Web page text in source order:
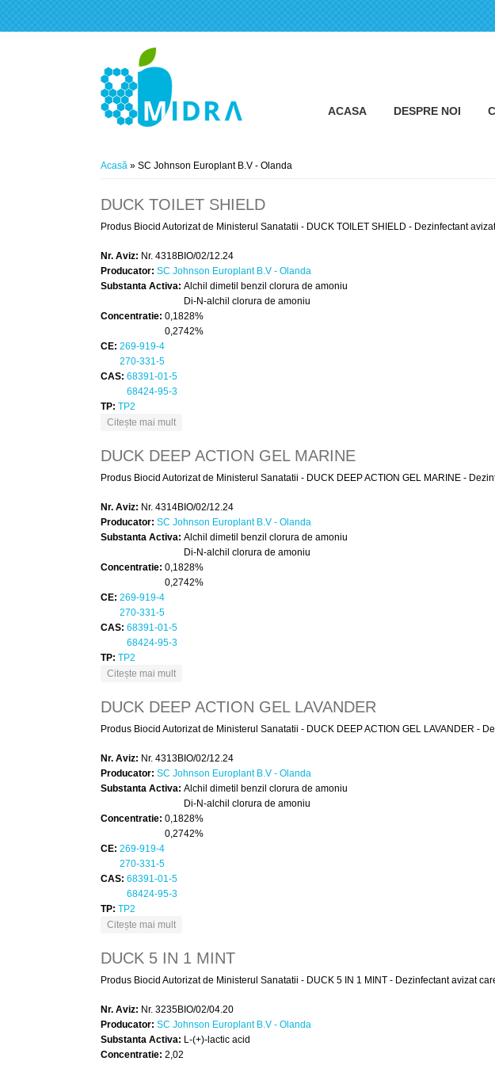
ACASA DESPRE NOI
Eşti aici
Acasă » SC Johnson Europlant B.V - Olanda
DUCK TOILET SHIELD
Produs Biocid Autorizat de Ministerul Sanatatii - DUCK TOILET SHIELD - Dezinfectant
Nr. Aviz: Nr. 4318BIO/02/12.24
Producator: SC Johnson Europlant B.V - Olanda
Substanta Activa: Alchil dimetil benzil clorura de amoniu
Di-N-alchil clorura de amoniu
Concentratie: 0,1828%
0,2742%
CE: 269-919-4
270-331-5
CAS: 68391-01-5
68424-95-3
TP: TP2
Citește mai mult
DUCK DEEP ACTION GEL MARINE
Produs Biocid Autorizat de Ministerul Sanatatii - DUCK DEEP ACTION GEL MARINE -
Nr. Aviz: Nr. 4314BIO/02/12.24
Producator: SC Johnson Europlant B.V - Olanda
Substanta Activa: Alchil dimetil benzil clorura de amoniu
Di-N-alchil clorura de amoniu
Concentratie: 0,1828%
0,2742%
CE: 269-919-4
270-331-5
CAS: 68391-01-5
68424-95-3
TP: TP2
Citește mai mult
DUCK DEEP ACTION GEL LAVANDER
Produs Biocid Autorizat de Ministerul Sanatatii - DUCK DEEP ACTION GEL LAVANDER -
Nr. Aviz: Nr. 4313BIO/02/12.24
Producator: SC Johnson Europlant B.V - Olanda
Substanta Activa: Alchil dimetil benzil clorura de amoniu
Di-N-alchil clorura de amoniu
Concentratie: 0,1828%
0,2742%
CE: 269-919-4
270-331-5
CAS: 68391-01-5
68424-95-3
TP: TP2
Citește mai mult
DUCK 5 IN 1 MINT
Produs Biocid Autorizat de Ministerul Sanatatii - DUCK 5 IN 1 MINT - Dezinfectant avizat
Nr. Aviz: Nr. 3235BIO/02/04.20
Producator: SC Johnson Europlant B.V - Olanda
Substanta Activa: L-(+)-lactic acid
Concentratie: 2,02